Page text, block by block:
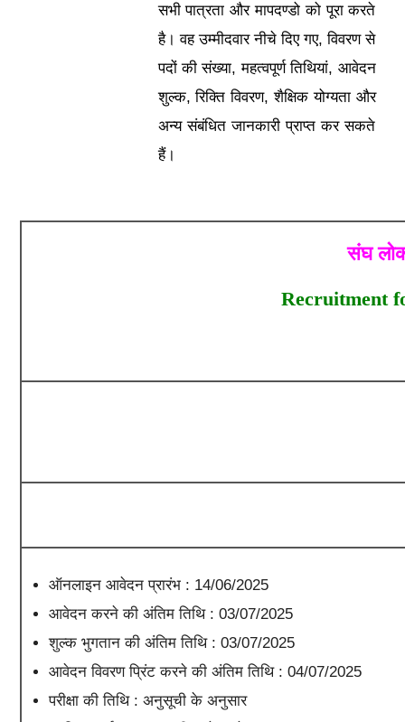
सभी पात्रता और मापदण्डो को पूरा करते
है। वह उम्मीदवार नीचे दिए गए, विवरण से
पदों की संख्या, महत्वपूर्ण तिथियां, आवेदन
शुल्क, रिक्ति विवरण, शैक्षिक योग्यता और
अन्य संबंधित जानकारी प्राप्त कर सकते
हैं।
संघ
Recruitment
ऑनलाइन आवेदन प्रारंभ : 14/06/2025
आवेदन करने की अंतिम तिथि : 03/07/2025
शुल्क भुगतान की अंतिम तिथि : 03/07/2025
आवेदन विवरण प्रिंट करने की अंतिम तिथि : 04/07/2025
परीक्षा की तिथि : अनुसूची के अनुसार